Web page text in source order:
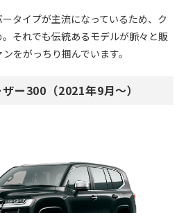
タイプが主流になっているため、ク
それでも伝統あるモデルが脈々と販
をがっちり掴んでいます。
ー300（2021年9月〜）